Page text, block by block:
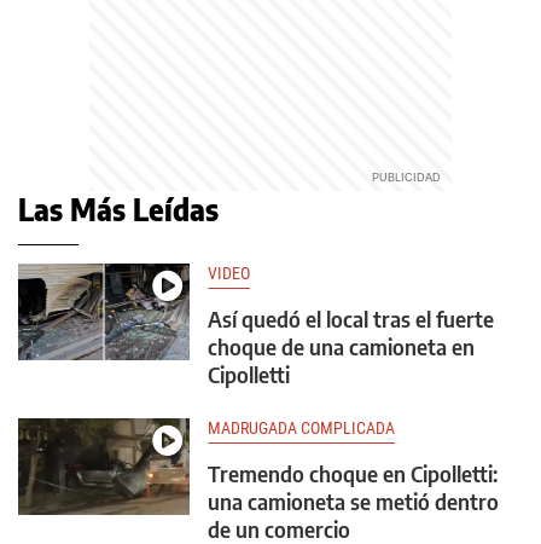
Las Más Leídas
VIDEO
Así quedó el local tras el fuerte
choque de una camioneta en
Cipolletti
MADRUGADA COMPLICADA
Tremendo choque en Cipolletti:
una camioneta se metió dentro
de un comercio